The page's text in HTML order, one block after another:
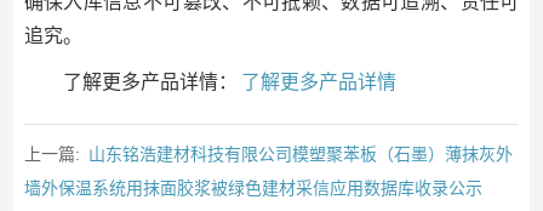
追究。
了解更多产品详情： 了解更多产品详情
上一篇: 山东铭浩建材科技有限公司模塑聚苯板（石墨）薄抹灰外
墙外保温系统用抹面胶浆被绿色建材采信应用数据库收录公示